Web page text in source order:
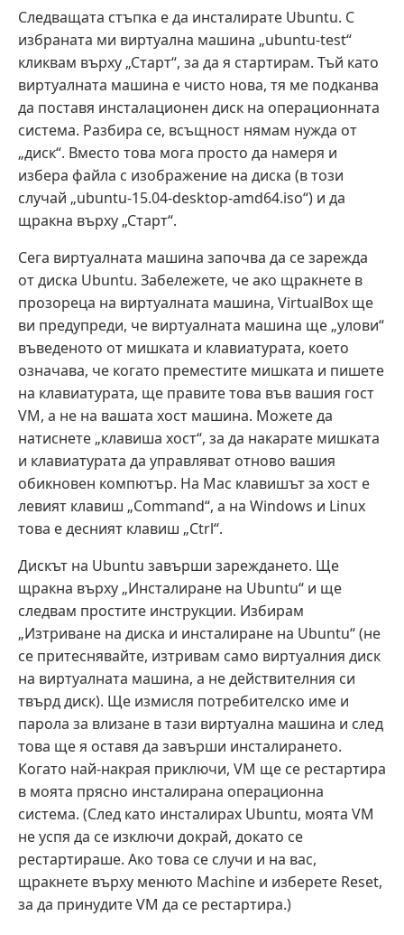
Следващата стъпка е да инсталирате Ubuntu. С
избраната ми виртуална машина „ubuntu-test“
кликвам върху „Старт“, за да я стартирам. Тъй като
виртуалната машина е чисто нова, тя ме подканва
да поставя инсталационен диск на операционната
система. Разбира се, всъщност нямам нужда от
„диск“. Вместо това мога просто да намеря и
избера файла с изображение на диска (в този
случай „ubuntu-15.04-desktop-amd64.iso“) и да
щракна върху „Старт“.
Сега виртуалната машина започва да се зарежда
от диска Ubuntu. Забележете, че ако щракнете в
прозореца на виртуалната машина, VirtualBox ще
ви предупреди, че виртуалната машина ще „улови“
въведеното от мишката и клавиатурата, което
означава, че когато преместите мишката и пишете
на клавиатурата, ще правите това във вашия гост
VM, а не на вашата хост машина. Можете да
натиснете „клавиша хост“, за да накарате мишката
и клавиатурата да управляват отново вашия
обикновен компютър. На Mac клавишът за хост е
левият клавиш „Command“, а на Windows и Linux
това е десният клавиш „Ctrl“.
Дискът на Ubuntu завърши зареждането. Ще
щракна върху „Инсталиране на Ubuntu“ и ще
следвам простите инструкции. Избирам
„Изтриване на диска и инсталиране на Ubuntu“ (не
се притеснявайте, изтривам само виртуалния диск
на виртуалната машина, а не действителния си
твърд диск). Ще измисля потребителско име и
парола за влизане в тази виртуална машина и след
това ще я оставя да завърши инсталирането.
Когато най-накрая приключи, VM ще се рестартира
в моята прясно инсталирана операционна
система. (След като инсталирах Ubuntu, моята VM
не успя да се изключи докрай, докато се
рестартираше. Ако това се случи и на вас,
щракнете върху менюто Machine и изберете Reset,
за да принудите VM да се рестартира.)